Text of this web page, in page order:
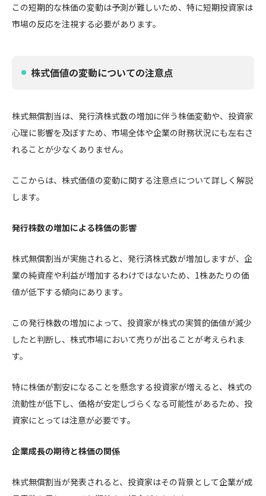
この短期的な株価の変動は予測が難しいため、特に短期投資家は
市場の反応を注視する必要があります。
株式価値の変動についての注意点
株式無償割当は、発行済株式数の増加に伴う株価変動や、投資家
心理に影響を及ぼすため、市場全体や企業の財務状況にも左右さ
れることが少なくありません。
ここからは、株式価値の変動に関する注意点について詳しく解説
します。
発行株数の増加による株価の影響
株式無償割当が実施されると、発行済株式数が増加しますが、企
業の純資産や利益が増加するわけではないため、1株あたりの価
値が低下する傾向にあります。
この発行株数の増加によって、投資家が株式の実質的価値が減少
したと判断し、株式市場において売りが出ることが考えられま
す。
特に株価が割安になることを懸念する投資家が増えると、株式の
流動性が低下し、価格が安定しづらくなる可能性があるため、投
資家にとっては注意が必要です。
企業成長の期待と株価の関係
株式無償割当が発表されると、投資家はその背景として企業が成